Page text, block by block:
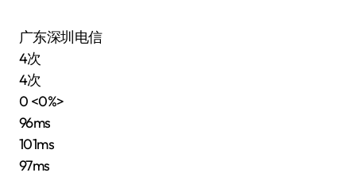
广东深圳电信
4次
4次
0 <0%>
96ms
101ms
97ms